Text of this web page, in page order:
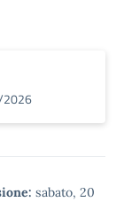
2026
sabato, 20